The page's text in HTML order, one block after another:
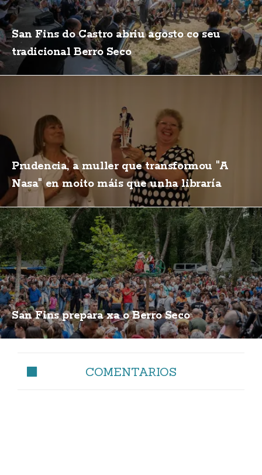
San Fins do Castro abriu agosto co seu
tradicional Berro Seco
Prudencia, a muller que transformou "A
Nasa" en moito máis que unha libraría
San Fins prepara xa o Berro Seco
COMENTARIOS